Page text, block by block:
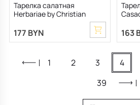
Тарелка салатная
Herbariae by Christian
177 BYN 163
1 2 3 4
39